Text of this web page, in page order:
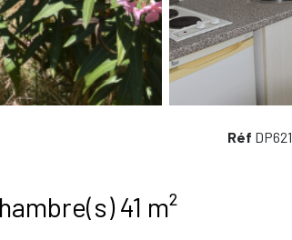
Appartement 2 pièce(s) 1 chambre(s) 41 m²
Réf DP621